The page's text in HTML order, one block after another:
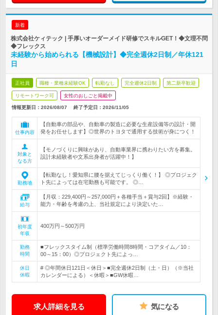
新着
株式会社ケィテック | 手厚いオーダーメイド研修でスキルGET！◆文理不問
◆フレックス
未経験から始められる【機械設計】◆完全週休2日制／年休121
日
正社員 職種・業種未経験OK 転勤なし 完全週休2日制 第二新卒歓迎
リモートワーク可 女性のおしごと掲載中
情報更新日：2026/08/07 終了予定日： 2026/11/05
仕事内容
【自動車の部品や、自動車の製造に必要な生産設備等の設計・開
発をお任せします】◎世界のトヨタで通用する技術が身につく！
対象と
なる方
【モノづくりに興味があり、自動車業界に携わりたい方を募集。
設計未経験者や文系出身者が活躍中！】
勤務地
【転勤なし！愛知県に腰を据えてじっくり働く！】 ◎プロジェク
ト先によっては在宅勤務も可能です。 ◎…
給与
【月収：229,400円～257,000円＋各種手当＋賞与2回】※経験・
能力・年齢を考慮の上、当社規定により決定いた…
初年度
年収
400万円～500万円
勤務
時間
■フレックスタイム制（標準労働時間8時間・コアタイム／10：
00～15：00）◎プロジェクト先によっ…
休日
休暇
# ◎年間休日121日＜休日＞■完全週休2日制（土・日）（※当社
カレンダーによる）＜休暇＞■GW休暇…
求人詳細を見る 気になる